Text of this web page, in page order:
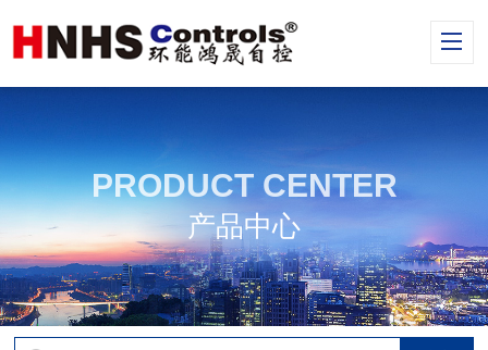
PRODUCT CENTER
产品中心